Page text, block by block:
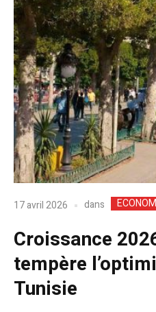
17 avril 2026 dans
Croissance
tempère
Tunisie